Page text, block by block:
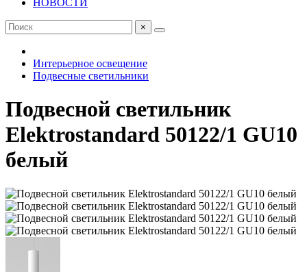
НОВОСТИ
×
Интерьерное освещение
Подвесные светильники
Подвесной светильник
Elektrostandard 50122/1 GU10
белый